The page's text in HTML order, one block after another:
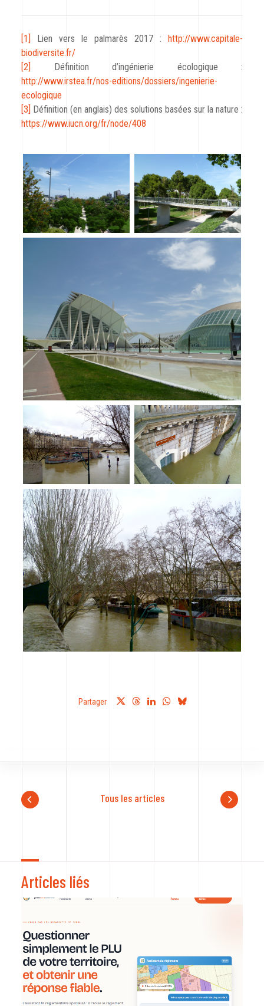
[1] Lien vers le palmarès 2017 : http://www.capitale-
biodiversite.fr/
[2]
Définition d’ingénierie écologique :
http://www.irstea.fr/nos-editions/dossiers/ingenierie-
ecologique
[3] Définition (en anglais) des solutions basées sur la nature :
https://www.iucn.org/fr/node/408
Partager
Tous les articles
Articles liés